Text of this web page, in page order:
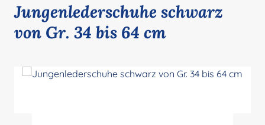
Jungenlederschuhe schwarz
von Gr. 34 bis 64 cm